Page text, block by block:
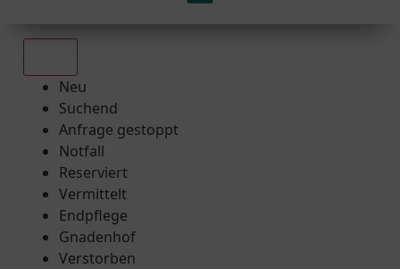
Neu
Suchend
Anfrage gestoppt
Notfall
Reserviert
Vermittelt
Endpflege
Gnadenhof
Verstorben